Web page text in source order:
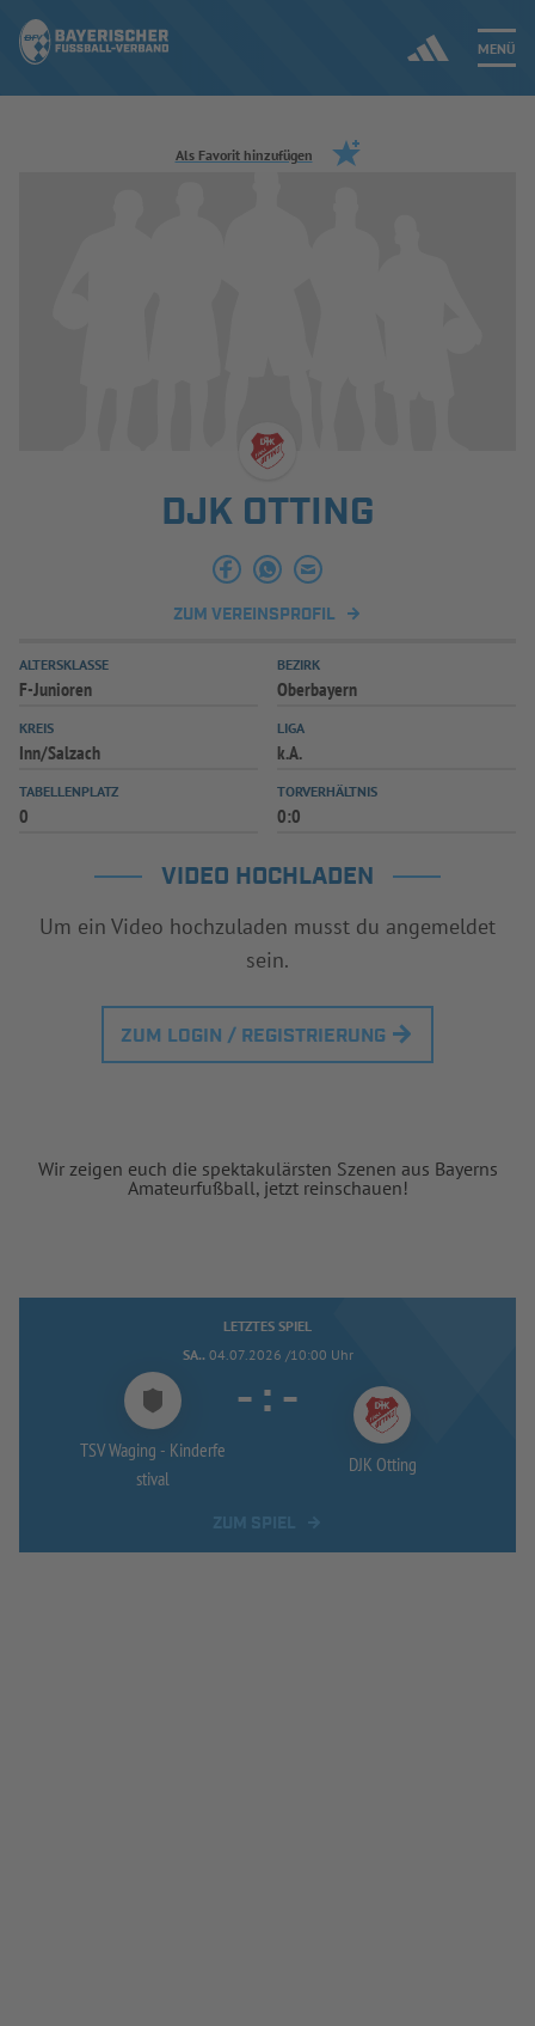
MENÜ
Jetzt einloggen
INFOTHEK SPIELPLUS
Als Favorit hinzufügen
DJK OTTING
ZUM VEREINSPROFIL
ALTERSKLASSE
F-Junioren
BEZIRK
Oberbayern
KREIS
Inn/Salzach
LIGA
k.A.
TABELLENPLATZ
0
TORVERHÄLTNIS
0:0
VIDEO HOCHLADEN
Um ein Video hochzuladen musst du angemeldet
sein.
ZUM LOGIN / REGISTRIERUNG
Wir zeigen euch die spektakulärsten Szenen aus Bayerns
Amateurfußball, jetzt reinschauen!
LETZTES SPIEL
SA.. 04.07.2026 /10:00 Uhr
TSV Waging - Kinderfe
stival
- : -
DJK Otting